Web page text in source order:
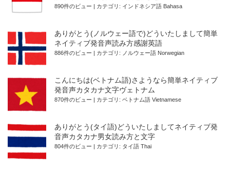
890件のビュー カテゴリ: インドネシア語 Bahasa
ありがとう(ノルウェー語で)どういたしまして簡単
ネイティブ発音声読み方感謝英語
886件のビュー カテゴリ: ノルウェー語 Norwegian
こんにちは(ベトナム語)さようなら簡単ネイティブ
発音声カタカナ文字ヴェトナム
870件のビュー カテゴリ: ベトナム語 Vietnamese
ありがとう(タイ語)どういたしましてネイティブ発
音声カタカナ男女読み方と文字
804件のビュー カテゴリ: タイ語 Thai